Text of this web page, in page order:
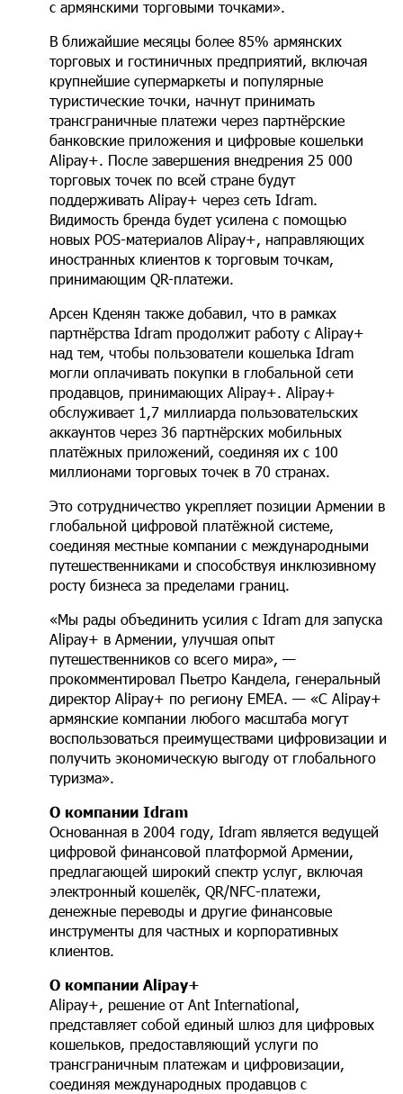
с армянскими торговыми точками».
В ближайшие месяцы более 85% армянских
торговых и гостиничных предприятий, включая
крупнейшие супермаркеты и популярные
туристические точки, начнут принимать
трансграничные платежи через партнёрские
банковские приложения и цифровые кошельки
Alipay+. После завершения внедрения 25 000
торговых точек по всей стране будут
поддерживать Alipay+ через сеть Idram.
Видимость бренда будет усилена с помощью
новых POS-материалов Alipay+, направляющих
иностранных клиентов к торговым точкам,
принимающим QR-платежи.
Арсен Кденян также добавил, что в рамках
партнёрства Idram продолжит работу с Alipay+
над тем, чтобы пользователи кошелька Idram
могли оплачивать покупки в глобальной сети
продавцов, принимающих Alipay+. Alipay+
обслуживает 1,7 миллиарда пользовательских
аккаунтов через 36 партнёрских мобильных
платёжных приложений, соединяя их с 100
миллионами торговых точек в 70 странах.
Это сотрудничество укрепляет позиции Армении в
глобальной цифровой платёжной системе,
соединяя местные компании с международными
путешественниками и способствуя инклюзивному
росту бизнеса за пределами границ.
«Мы рады объединить усилия с Idram для запуска
Alipay+ в Армении, улучшая опыт
путешественников со всего мира», —
прокомментировал Пьетро Кандела, генеральный
директор Alipay+ по региону EMEA. — «С Alipay+
армянские компании любого масштаба могут
воспользоваться преимуществами цифровизации и
получить экономическую выгоду от глобального
туризма».
О компании Idram
Основанная в 2004 году, Idram является ведущей
цифровой финансовой платформой Армении,
предлагающей широкий спектр услуг, включая
электронный кошелёк, QR/NFC-платежи,
денежные переводы и другие финансовые
инструменты для частных и корпоративных
клиентов.
О компании Alipay+
Alipay+, решение от Ant International,
представляет собой единый шлюз для цифровых
кошельков, предоставляющий услуги по
трансграничным платежам и цифровизации,
соединяя международных продавцов с